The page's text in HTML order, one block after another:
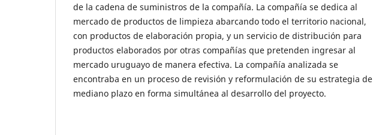
de la cadena de suministros de la compañía. La compañía se dedica al
mercado de productos de limpieza abarcando todo el territorio nacional,
con productos de elaboración propia, y un servicio de distribución para
productos elaborados por otras compañías que pretenden ingresar al
mercado uruguayo de manera efectiva. La compañía analizada se
encontraba en un proceso de revisión y reformulación de su estrategia de
mediano plazo en forma simultánea al desarrollo del proyecto.